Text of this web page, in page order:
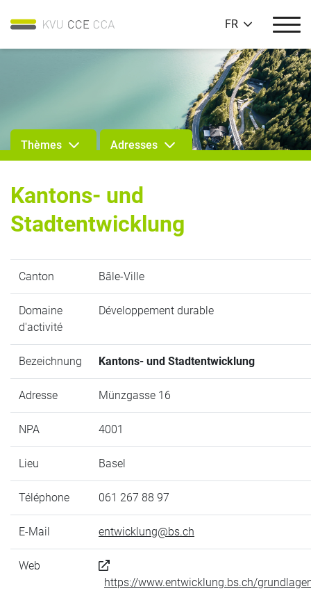
FR
Thèmes Adresses
Kantons- und
Stadtentwicklung
Canton Bâle-Ville
Domaine
d'activité
Développement durable
Bezeichnung Kantons- und Stadtentwicklung
Adresse Münzgasse 16
NPA 4001
Lieu Basel
Téléphone 061 267 88 97
E-Mail entwicklung@bs.ch
Web
https://www.entwicklung.bs.ch/